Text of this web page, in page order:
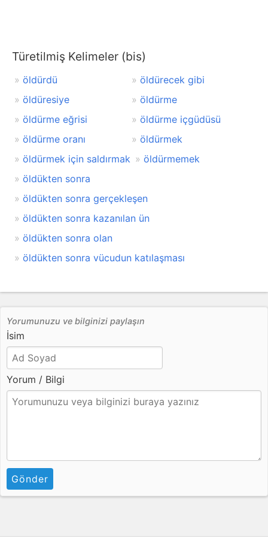
Türetilmiş Kelimeler (bis)
öldürdü
öldürecek gibi
öldüresiye
öldürme
öldürme eğrisi
öldürme içgüdüsü
öldürme oranı
öldürmek
öldürmek için saldırmak
öldürmemek
öldükten sonra
öldükten sonra gerçekleşen
öldükten sonra kazanılan ün
öldükten sonra olan
öldükten sonra vücudun katılaşması
Yorumunuzu ve bilginizi paylaşın
İsim
Yorum / Bilgi
Gönder